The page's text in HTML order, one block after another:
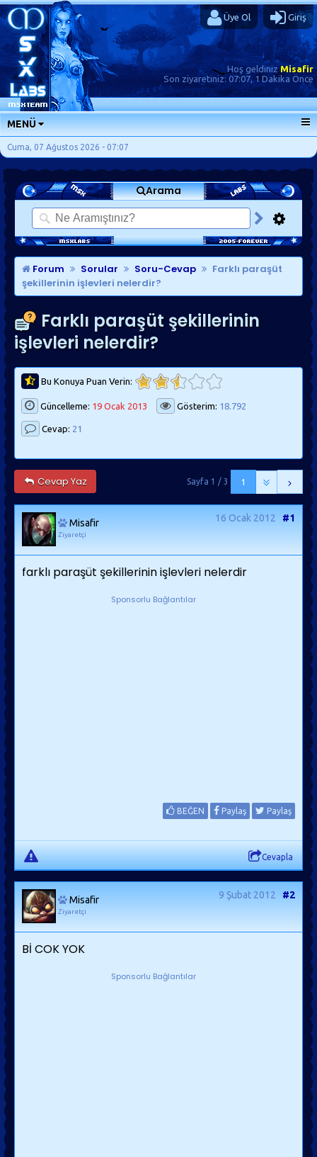
Üye Ol Giriş
Hoş geldinizMisafir
Son ziyaretiniz: 07:07, 1 Dakika Önce
MENÜ
ANA SAYFA
FORUMLAR
SORU-CEVAP
GÜNLÜKLER
SON MESAJLAR
KISAYOLLAR
Cuma, 07 Ağustos 2026 - 07:07
Arama
Forum Sorular Soru-Cevap
Farklı paraşüt
şekillerinin işlevleri nelerdir?
Farklı paraşüt şekillerinin
işlevleri nelerdir?
Bu Konuya Puan Verin:
Güncelleme: 19 Ocak 2013 Gösterim: 18.792
Cevap: 21
Cevap Yaz 1
Sayfa 1 / 3
Misafir
Ziyaretçi
16 Ocak 2012 #1
farklı paraşüt şekillerinin işlevleri nelerdir
Sponsorlu Bağlantılar
BEĞEN Paylaş Paylaş
Cevapla
Misafir
Ziyaretçi
9 Şubat 2012 #2
Bİ COK YOK
Sponsorlu Bağlantılar